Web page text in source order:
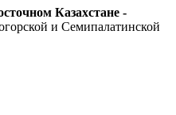
Казахстане -
и Семипалатинской